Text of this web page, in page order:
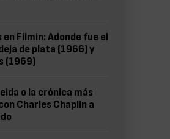
Filmin: Adonde fue el
de plata (1966) y
(1969)
o la crónica más
Charles Chaplin a